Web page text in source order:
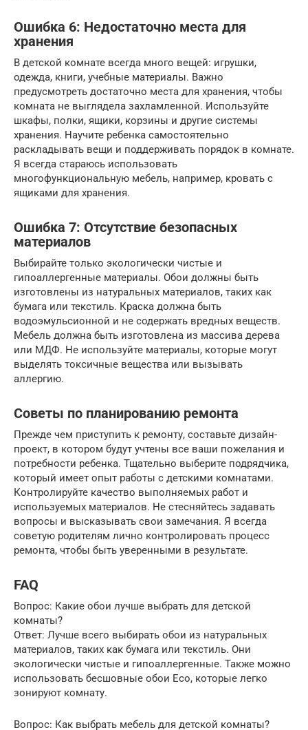
Ошибка 6: Недостаточно места для
хранения
В детской комнате всегда много вещей: игрушки,
одежда, книги, учебные материалы. Важно
предусмотреть достаточно места для хранения, чтобы
комната не выглядела захламленной. Используйте
шкафы, полки, ящики, корзины и другие системы
хранения. Научите ребенка самостоятельно
раскладывать вещи и поддерживать порядок в комнате.
Я всегда стараюсь использовать
многофункциональную мебель, например, кровать с
ящиками для хранения.
Ошибка 7: Отсутствие безопасных
материалов
Выбирайте только экологически чистые и
гипоаллергенные материалы. Обои должны быть
изготовлены из натуральных материалов, таких как
бумага или текстиль. Краска должна быть
водоэмульсионной и не содержать вредных веществ.
Мебель должна быть изготовлена из массива дерева
или МДФ. Не используйте материалы, которые могут
выделять токсичные вещества или вызывать
аллергию.
Советы по планированию ремонта
Прежде чем приступить к ремонту, составьте дизайн-
проект, в котором будут учтены все ваши пожелания и
потребности ребенка. Тщательно выберите подрядчика,
который имеет опыт работы с детскими комнатами.
Контролируйте качество выполняемых работ и
используемых материалов. Не стесняйтесь задавать
вопросы и высказывать свои замечания. Я всегда
советую родителям лично контролировать процесс
ремонта, чтобы быть уверенными в результате.
FAQ
Вопрос: Какие обои лучше выбрать для детской
комнаты?
Ответ: Лучше всего выбирать обои из натуральных
материалов, таких как бумага или текстиль. Они
экологически чистые и гипоаллергенные. Также можно
использовать бесшовные обои Eco, которые легко
зонируют комнату.
Вопрос: Как выбрать мебель для детской комнаты?